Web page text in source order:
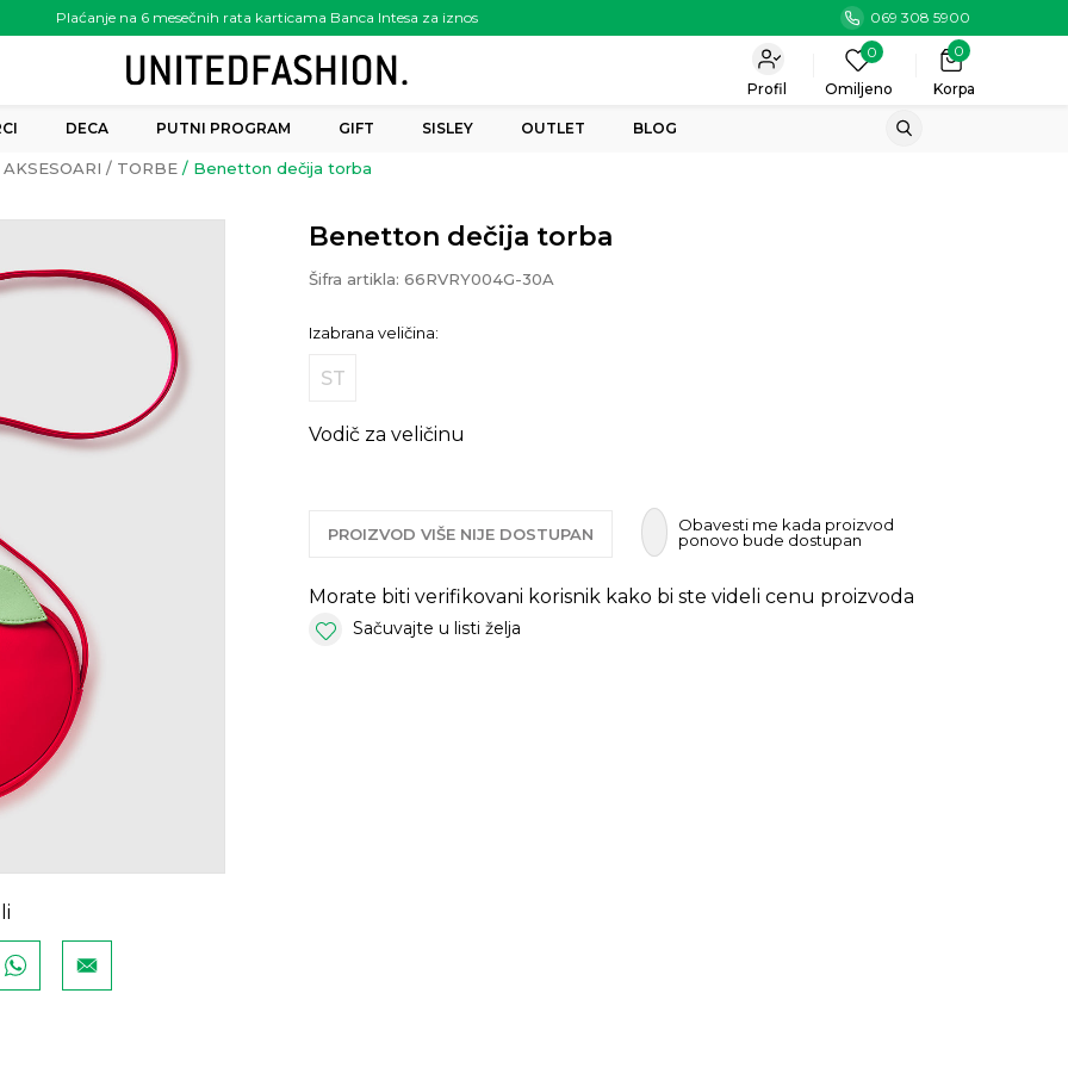
Plaćanje na 6 mesečnih rata karticama Banca Intesa za iznos
preko 6.000.00 rsd
069 308 5900
Korpa
0
0
Omiljeno
Profil
DECA PUTNI PROGRAM GIFT SISLEY OUTLET BLOG
AKSESOARI TORBE Benetton dečija torba
Benetton dečija torba
Šifra artikla: 66RVRY004G-30A
Izabrana veličina:
ST
Vodič za veličinu
PROIZVOD VIŠE NIJE DOSTUPAN
Obavesti me kada proizvod
ponovo bude dostupan
Morate biti verifikovani korisnik kako bi ste videli cenu proizvoda
Sačuvajte u listi želja